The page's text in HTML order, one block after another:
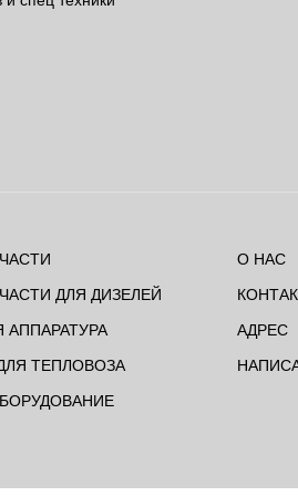
ДЛЯ ДИЗЕЛЕЙ
АППАРАТУРА
ТЕПЛОВОЗА
О НАС
АДРЕС